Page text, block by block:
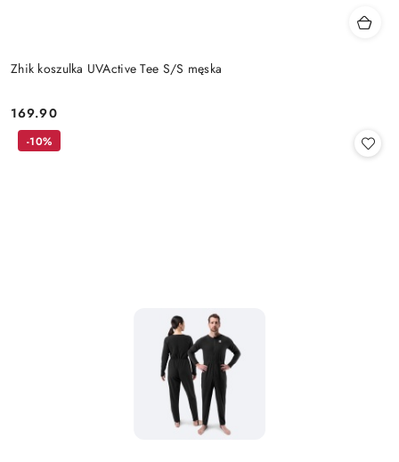
Zhik koszulka UVActive Tee S/S męska
Cena:
169.90
-10%